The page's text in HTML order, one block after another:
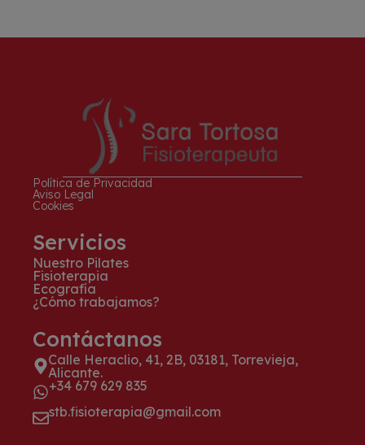
Política de Privacidad
Aviso Legal
Cookies
Servicios
Nuestro Pilates
Fisioterapia
Ecografía
¿Cómo trabajamos?
Contáctanos
Calle Heraclio, 41, 2B, 03181, Torrevieja,
Alicante.
+34 679 629 835
stb.fisioterapia@gmail.com